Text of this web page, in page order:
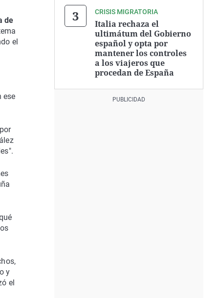
de
el
ese
y
el
CRISIS MIGRATORIA
Italia rechaza el
ultimátum del Gobierno
español y opta por
mantener los controles
a los viajeros que
procedan de España